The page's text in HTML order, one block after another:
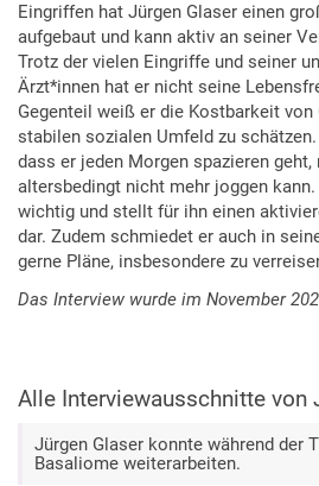
Eingriffen hat Jürgen Glaser einen
aufgebaut und kann aktiv an seiner
Trotz der vielen Eingriffe und seiner
Ärzt*innen hat er nicht seine
Gegenteil weiß er die Kostbarkeit
stabilen sozialen Umfeld zu
dass er jeden Morgen spazieren geht,
altersbedingt nicht mehr joggen
wichtig und stellt für ihn einen
dar. Zudem schmiedet er auch in
gerne Pläne, insbesondere zu
Das Interview wurde im November
Alle Interviewausschnitte von
Jürgen Glaser konnte während der
Basaliome weiterarbeiten.